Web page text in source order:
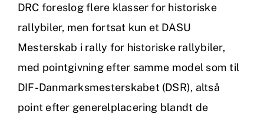
DRC foreslog flere klasser for historiske
rallybiler, men fortsat kun et DASU
Mesterskab i rally for historiske rallybiler,
med pointgivning efter samme model som til
DIF-Danmarksmesterskabet (DSR), altså
point efter generelplacering blandt de